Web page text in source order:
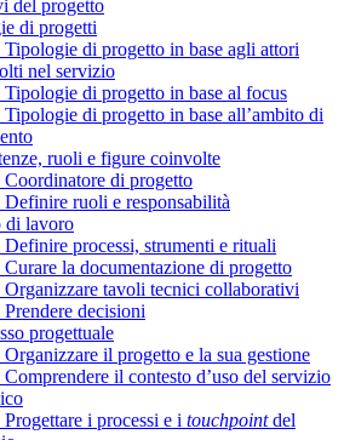
del progetto
di progetti
Tipologie di progetto in base agli attori
nel servizio
Tipologie di progetto in base al focus
Tipologie di progetto in base all’ambito di
ruoli e figure coinvolte
Coordinatore di progetto
Definire ruoli e responsabilità
di lavoro
Definire processi, strumenti e rituali
Curare la documentazione di progetto
Organizzare tavoli tecnici collaborativi
decisioni
progettuale
il progetto e la sua gestione
il contesto d’uso del servizio
i processi e i touchpointdel